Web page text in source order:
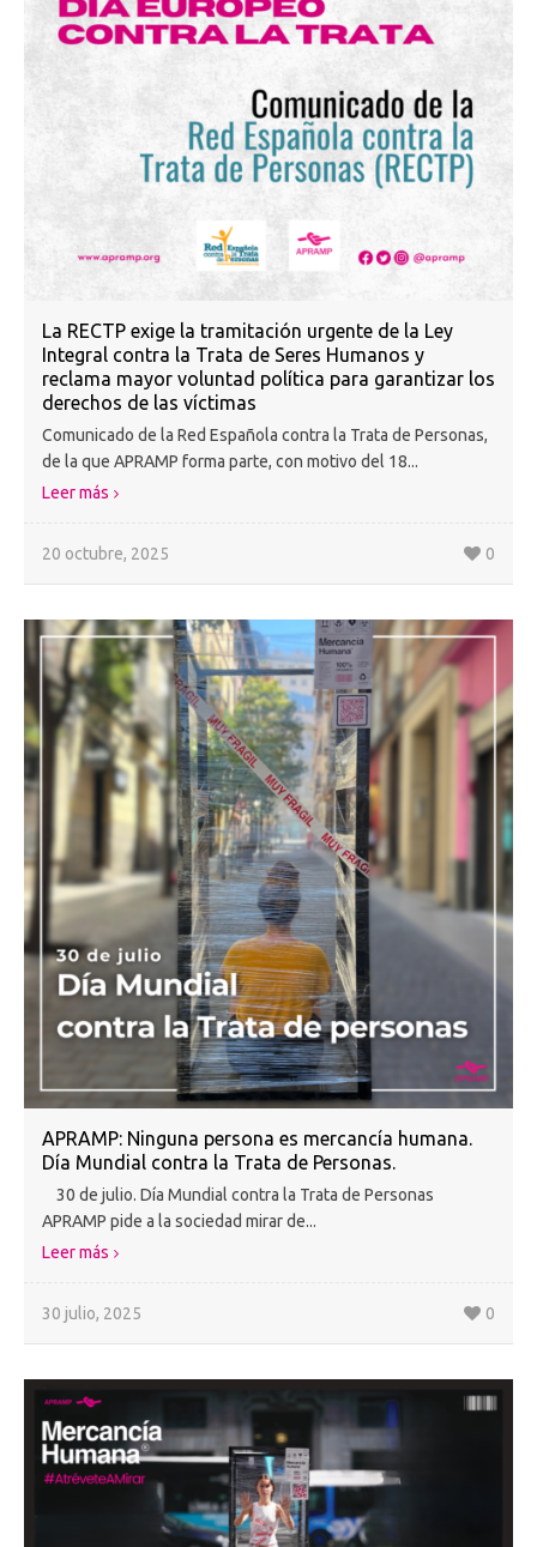
La RECTP exige la tramitación urgente de la Ley
Integral contra la Trata de Seres Humanos y
reclama mayor voluntad política para garantizar los
derechos de las víctimas
Comunicado de la Red Española contra la Trata de Personas,
de la que APRAMP forma parte, con motivo del 18...
Leer más
20 octubre, 2025 0
APRAMP: Ninguna persona es mercancía humana.
Día Mundial contra la Trata de Personas.
30 de julio. Día Mundial contra la Trata de Personas
APRAMP pide a la sociedad mirar de...
Leer más
30 julio, 2025 0